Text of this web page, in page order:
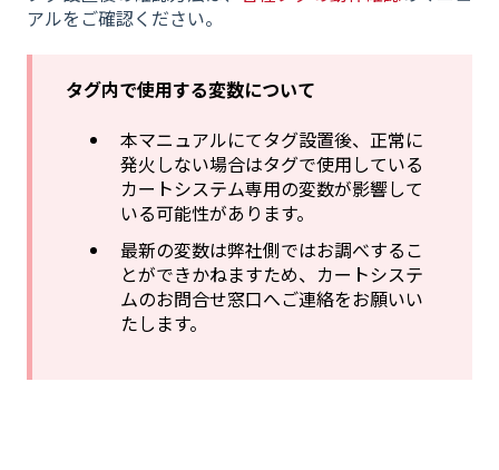
アルをご確認ください。
タグ内で使用する変数について
本マニュアルにてタグ設置後、正常に
発火しない場合はタグで使用している
カートシステム専用の変数が影響して
いる可能性があります。
最新の変数は弊社側ではお調べするこ
とができかねますため、カートシステ
ムのお問合せ窓口へご連絡をお願いい
たします。